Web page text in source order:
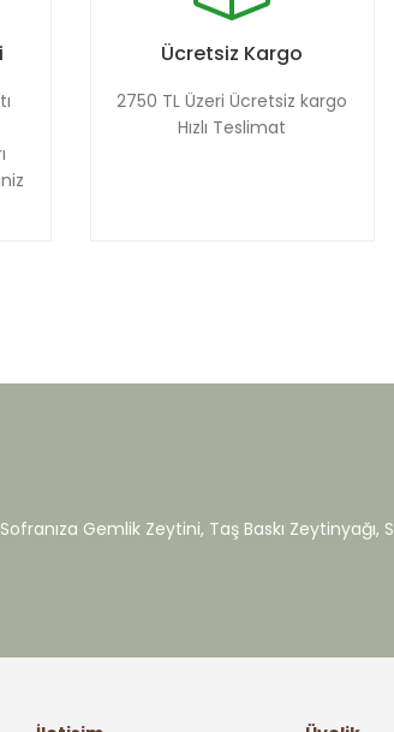
Ücretsiz Kargo
2750 TL Üzeri Ücretsiz kargo
Hızlı Teslimat
Gemlik Zeytini, Taş Baskı Zeytinyağı,